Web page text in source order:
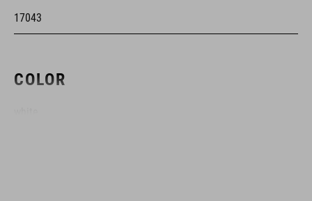
17043
COLOR